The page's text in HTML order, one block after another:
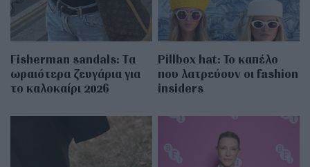
Fisherman sandals: Tα
ωραιότερα ζευγάρια για
το καλοκαίρι 2026
Pillbox hat: Το καπέλο
που λατρεύουν οι fashion
insiders